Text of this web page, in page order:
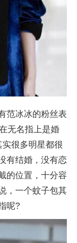
范冰冰的粉丝表
无名指上是婚
很多明星都很
有结婚，没有恋
的位置，十分容
，一个蚊子包其
呢?